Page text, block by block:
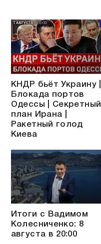
КНДР бьёт Украину |
Блокада портов
Одессы | Секретный
план Ирана |
Ракетный голод
Киева
Итоги с Вадимом
Колесниченко: 8
августа в 20:00